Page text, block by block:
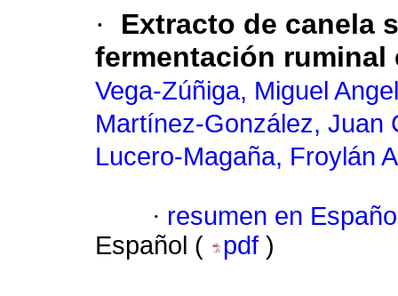
·
Extracto de canela
fermentación
Vega-Zúñiga, Miguel Angel
Martínez-González, Juan
Lucero-Magaña, Froylán
· resumen en
Español (
pdf )